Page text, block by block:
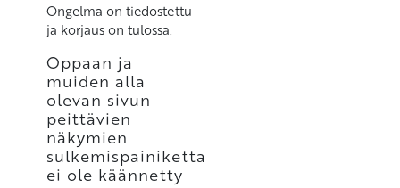
Ongelma on tiedostettu
ja korjaus on tulossa.
Oppaan ja
muiden alla
olevan sivun
peittävien
näkymien
sulkemispainiketta
ei ole käännetty